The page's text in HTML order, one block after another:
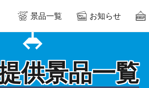
景品一覧 お知らせ
供景品一覧